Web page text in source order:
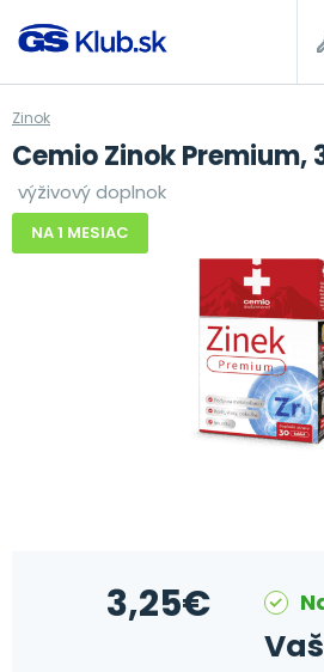
Zinok
Cemio Zinok Premium,
výživový doplnok
NA 1 MESIAC
3,25€